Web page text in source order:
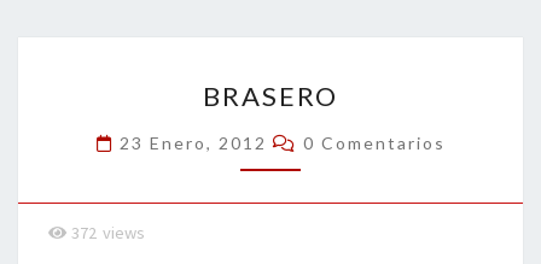
BRASERO
23 Enero, 2012 Comentarios
0 Comentarios
372 views